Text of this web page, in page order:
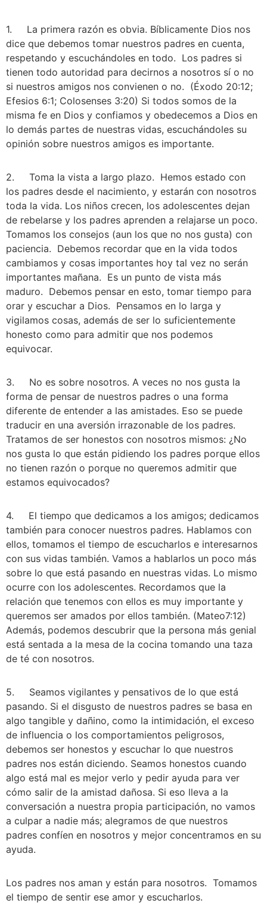
1.     La primera razón es obvia. Bíblicamente Dios nos
dice que debemos tomar nuestros padres en cuenta,
respetando y escuchándoles en todo.  Los padres si
tienen todo autoridad para decirnos a nosotros sí o no
si nuestros amigos nos convienen o no.  (Éxodo 20:12;
Efesios 6:1; Colosenses 3:20) Si todos somos de la
misma fe en Dios y confiamos y obedecemos a Dios en
lo demás partes de nuestras vidas, escuchándoles su
opinión sobre nuestros amigos es importante.
2.     Toma la vista a largo plazo.  Hemos estado con
los padres desde el nacimiento, y estarán con nosotros
toda la vida. Los niños crecen, los adolescentes dejan
de rebelarse y los padres aprenden a relajarse un poco.
Tomamos los consejos (aun los que no nos gusta) con
paciencia.  Debemos recordar que en la vida todos
cambiamos y cosas importantes hoy tal vez no serán
importantes mañana.  Es un punto de vista más
maduro.  Debemos pensar en esto, tomar tiempo para
orar y escuchar a Dios.  Pensamos en lo larga y
vigilamos cosas, además de ser lo suficientemente
honesto como para admitir que nos podemos
equivocar.
3.     No es sobre nosotros. A veces no nos gusta la
forma de pensar de nuestros padres o una forma
diferente de entender a las amistades. Eso se puede
traducir en una aversión irrazonable de los padres.
Tratamos de ser honestos con nosotros mismos: ¿No
nos gusta lo que están pidiendo los padres porque ellos
no tienen razón o porque no queremos admitir que
estamos equivocados?
4.     El tiempo que dedicamos a los amigos; dedicamos
también para conocer nuestros padres. Hablamos con
ellos, tomamos el tiempo de escucharlos e interesarnos
con sus vidas también. Vamos a hablarlos un poco más
sobre lo que está pasando en nuestras vidas. Lo mismo
ocurre con los adolescentes. Recordamos que la
relación que tenemos con ellos es muy importante y
queremos ser amados por ellos también. (Mateo7:12)
Además, podemos descubrir que la persona más genial
está sentada a la mesa de la cocina tomando una taza
de té con nosotros.
5.     Seamos vigilantes y pensativos de lo que está
pasando. Si el disgusto de nuestros padres se basa en
algo tangible y dañino, como la intimidación, el exceso
de influencia o los comportamientos peligrosos,
debemos ser honestos y escuchar lo que nuestros
padres nos están diciendo. Seamos honestos cuando
algo está mal es mejor verlo y pedir ayuda para ver
cómo salir de la amistad dañosa. Si eso lleva a la
conversación a nuestra propia participación, no vamos
a culpar a nadie más; alegramos de que nuestros
padres confíen en nosotros y mejor concentramos en su
ayuda.
Los padres nos aman y están para nosotros.  Tomamos
el tiempo de sentir ese amor y escucharlos.